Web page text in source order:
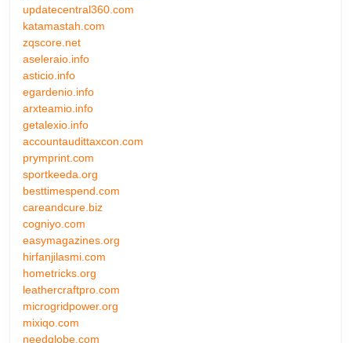
updatecentral360.com
katamastah.com
zqscore.net
aseleraio.info
asticio.info
egardenio.info
arxteamio.info
getalexio.info
accountaudittaxcon.com
prymprint.com
sportkeeda.org
besttimespend.com
careandcure.biz
cogniyo.com
easymagazines.org
hirfanjilasmi.com
hometricks.org
leathercraftpro.com
microgridpower.org
mixiqo.com
needglobe.com